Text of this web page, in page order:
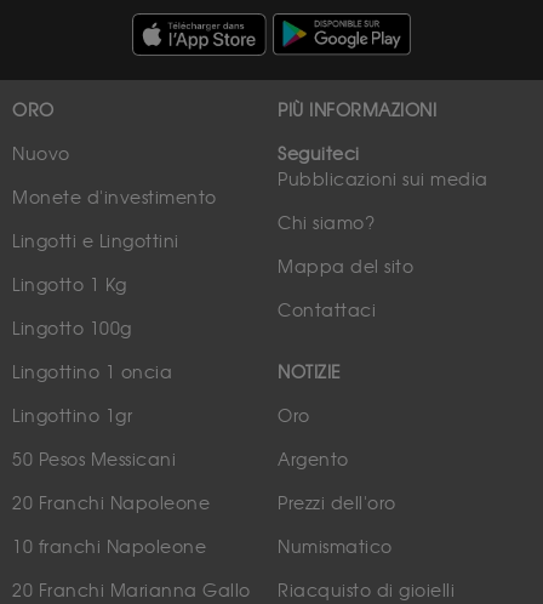
ORO
Nuovo
Monete d'investimento
Lingotti e Lingottini
Lingotto 1 Kg
Lingotto 100g
Lingottino 1 oncia
Lingottino 1gr
50 Pesos Messicani
20 Franchi Napoleone
10 franchi Napoleone
20 Franchi Marianna Gallo
PIÙ INFORMAZIONI
Seguiteci
Pubblicazioni sui media
Chi siamo?
Mappa del sito
Contattaci
NOTIZIE
Oro
Argento
Prezzi dell'oro
Numismatico
Riacquisto di gioielli